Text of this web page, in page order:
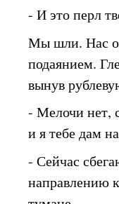
- И это перл
Мы шли. Нас
подаянием.
вынув
- Мелочи нет,
и я тебе дам
- Сейчас
направлению